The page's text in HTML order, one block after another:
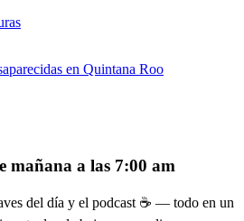
en Quintana Roo
mañana a las 7:00 am
del día y el podcast ☕ — todo en un